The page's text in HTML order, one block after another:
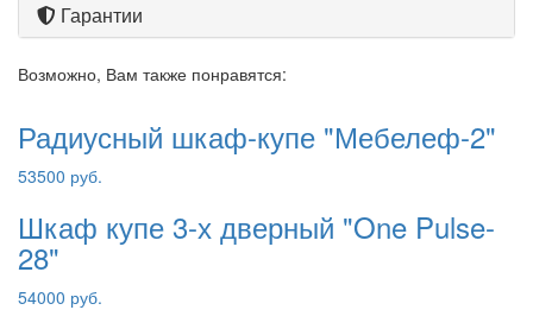
Гарантии
Возможно, Вам также понравятся:
Радиусный шкаф-купе "Мебелеф-2"
53500 руб.
Шкаф купе 3-х дверный "One Pulse-
28"
54000 руб.